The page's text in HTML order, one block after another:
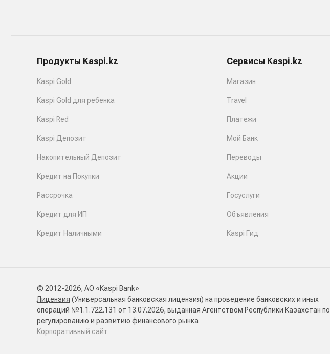
Продукты Kaspi.kz
Kaspi Gold
Kaspi Gold для ребенка
Kaspi Red
Kaspi Депозит
Накопительный Депозит
Кредит на Покупки
Рассрочка
Кредит для ИП
Кредит Наличными
Сервисы Kaspi.kz
Магазин
Travel
Платежи
Мой Банк
Переводы
Акции
Госуслуги
Объявления
Kaspi Гид
© 2012-2026, АО «Kaspi Bank»
Лицензия (Универсальная банковская лицензия) на проведение банковских и иных
операций №1.1.722.131 от 13.07.2026, выданная Агентством Республики Казахстан по
регулированию и развитию финансового рынка
Корпоративный сайт